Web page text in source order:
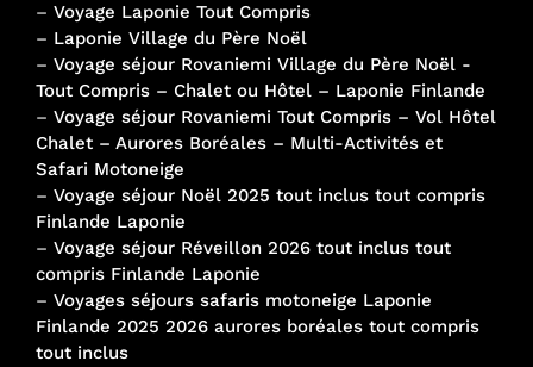
– Voyage Laponie Tout Compris
– Laponie Village du Père Noël
– Voyage séjour Rovaniemi Village du Père Noël -
Tout Compris – Chalet ou Hôtel – Laponie Finlande
– Voyage séjour Rovaniemi Tout Compris – Vol Hôtel
Chalet – Aurores Boréales – Multi-Activités et
Safari Motoneige
– Voyage séjour Noël 2025 tout inclus tout compris
Finlande Laponie
– Voyage séjour Réveillon 2026 tout inclus tout
compris Finlande Laponie
– Voyages séjours safaris motoneige Laponie
Finlande 2025 2026 aurores boréales tout compris
tout inclus